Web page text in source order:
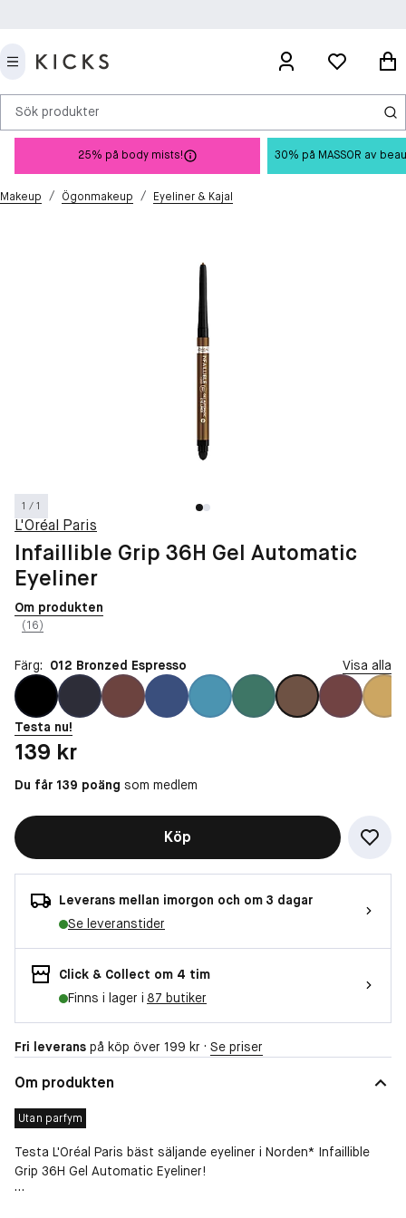
Sök produkter
25% på body mists! 30% på MASSOR av
Makeup / Ögonmakeup / Eyeliner & Kajal
1 / 1
L'Oréal Paris
Infaillible Grip 36H Gel Automatic
Eyeliner
Om produkten
(16)
Färg: 012 Bronzed Espresso Visa alla
Testa nu!
Pris: 139 kr
139 kr
Du får 139 poäng som medlem
Köp
Leverans mellan imorgon och om 3 dagar
Se leveranstider
Click & Collect om 4 tim
Finns i lager i 87 butiker
Fri leverans på köp över 199 kr · Se priser
Om produkten
Utan parfym
Testa L'Oréal Paris bäst säljande eyeliner i Norden* Infaillible
Grip 36H Gel Automatic Eyeliner!